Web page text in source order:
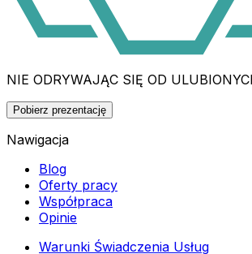
NIE ODRYWAJĄC SIĘ OD
Pobierz prezentację
Nawigacja
Blog
Oferty pracy
Współpraca
Opinie
Warunki Świadczenia Usług